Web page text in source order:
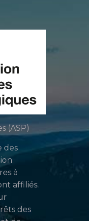
(ASP)
des
à
affiliés.
des